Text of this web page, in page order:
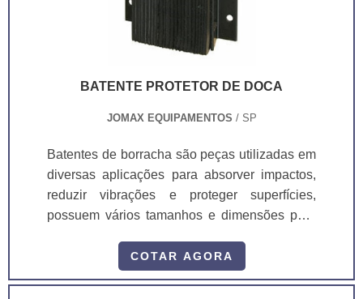
BATENTE PROTETOR DE DOCA
JOMAX EQUIPAMENTOS / SP
Batentes de borracha são peças utilizadas em
diversas aplicações para absorver impactos,
reduzir vibrações e proteger superfícies,
possuem vários tamanhos e dimensões para
cliente, também pode ser utilizado em pares
nas traseiras de caminhões para proteger em
COTAR AGORA